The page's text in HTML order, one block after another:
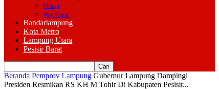
Mesuji
Way Kanan
Bandarlampung
Kota Metro
Lampung Utara
Pesisir Barat
Beranda Pemprov Lampung Gubernur Lampung Dampingi
Presiden Resmikan RS KH M Tohir Di Kabupaten Pesisir...